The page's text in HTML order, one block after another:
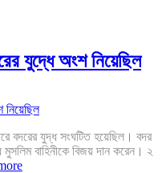
যুদ্ধে অংশ নিয়েছিল
বদরের যুদ্ধ সংঘটিত হয়েছিল। বদর
বাহিনীকে বিজয় দান করেন। ২